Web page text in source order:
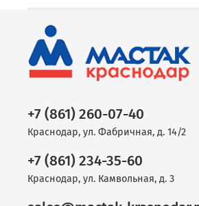
+7 (861) 260-07-40
Краснодар, ул. Фабричная, д. 14/2
+7 (861) 234-35-60
Краснодар, ул. Камвольная, д. 3